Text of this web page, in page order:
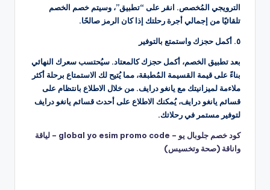
الترويجي المُخصص. انقر على “تطبيق”، وسيتم خصم الخصم
تلقائيًا من إجمالي أجرة رحلتك إذا كان الرمز صالحًا.
٥. أكمل حجزك واستمتع بالتوفير
بعد تطبيق الخصم، أكمل حجزك كالمعتاد. سيُحتسب سعرك النهائي
بناءً على قيمة القسيمة المُطبقة، مما يُتيح لك الاستمتاع برحلة أكثر
ملاءمة لميزانيتك مع يانغو درايف. من خلال الاطلاع بانتظام على
قسائم يانغو درايف، يُمكنك الاطلاع على أحدث قسائم يانغو درايف
لتوفير مستمر في رحلاتك.
كود خصم جلوبال يو – global yo esim promo code – لياقة
واناقة (صحة وتخسيس)